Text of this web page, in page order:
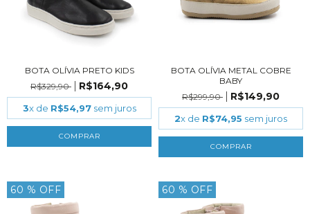
BOTA OLÍVIA PRETO KIDS
R$329,90
R$164,90
3x de R$54,97sem juros
COMPRAR
BOTA OLÍVIA METAL COBRE
BABY
R$299,90
R$149,90
2x de R$74,95 sem juros
COMPRAR
60 % OFF 60 % OFF